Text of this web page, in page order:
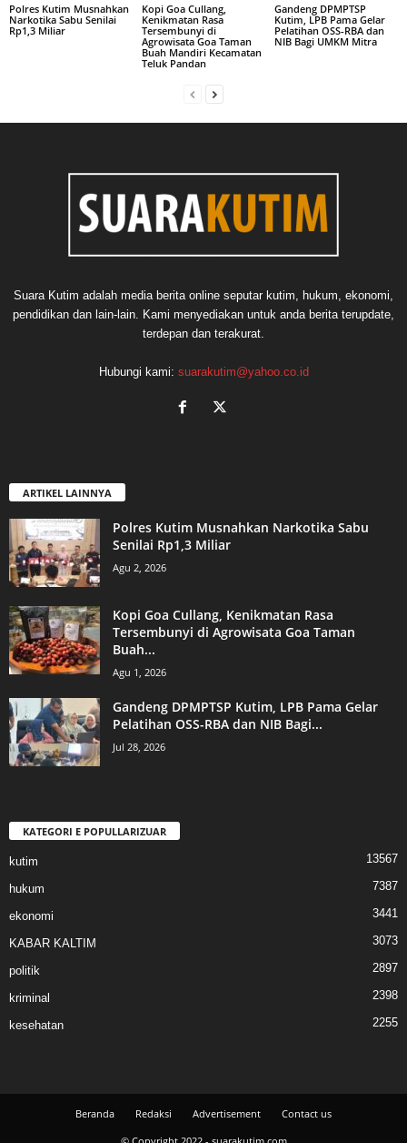
Polres Kutim Musnahkan
Narkotika Sabu Senilai
Rp1,3 Miliar
Kopi Goa Cullang,
Kenikmatan Rasa
Tersembunyi di
Agrowisata Goa Taman
Buah Mandiri Kecamatan
Teluk Pandan
Gandeng DPMPTSP
Kutim, LPB Pama Gelar
Pelatihan OSS-RBA dan
NIB Bagi UMKM Mitra
Suara Kutim adalah media berita online seputar kutim, hukum, ekonomi,
pendidikan dan lain-lain. Kami menyediakan untuk anda berita terupdate,
terdepan dan terakurat.
Hubungi kami: suarakutim@yahoo.co.id
ARTIKEL LAINNYA
Polres Kutim Musnahkan Narkotika Sabu
Senilai Rp1,3 Miliar
Agu 2, 2026
Kopi Goa Cullang, Kenikmatan Rasa
Tersembunyi di Agrowisata Goa Taman
Buah...
Agu 1, 2026
Gandeng DPMPTSP Kutim, LPB Pama Gelar
Pelatihan OSS-RBA dan NIB Bagi...
Jul 28, 2026
KATEGORI E POPULLARIZUAR
kutim 13567
hukum 7387
ekonomi 3441
KABAR KALTIM 3073
politik 2897
kriminal 2398
kesehatan 2255
Beranda Redaksi Advertisement
Contact us